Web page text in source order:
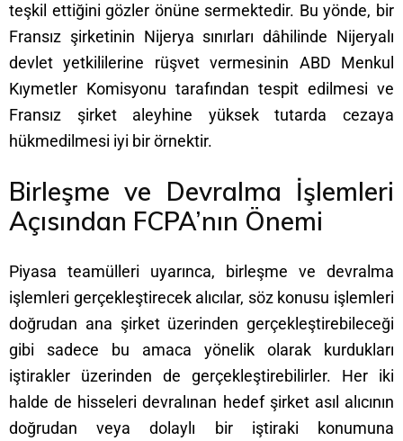
teşkil ettiğini gözler önüne sermektedir. Bu yönde, bir
Fransız şirketinin Nijerya sınırları dâhilinde Nijeryalı
devlet yetkililerine rüşvet vermesinin ABD Menkul
Kıymetler Komisyonu tarafından tespit edilmesi ve
Fransız şirket aleyhine yüksek tutarda cezaya
hükmedilmesi iyi bir örnektir.
Birleşme ve Devralma İşlemleri
Açısından FCPA’nın Önemi
Piyasa teamülleri uyarınca, birleşme ve devralma
işlemleri gerçekleştirecek alıcılar, söz konusu işlemleri
doğrudan ana şirket üzerinden gerçekleştirebileceği
gibi sadece bu amaca yönelik olarak kurdukları
iştirakler üzerinden de gerçekleştirebilirler. Her iki
halde de hisseleri devralınan hedef şirket asıl alıcının
doğrudan veya dolaylı bir iştiraki konumuna